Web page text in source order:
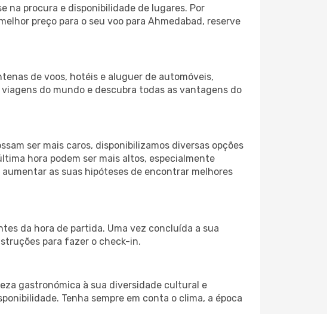
na procura e disponibilidade de lugares. Por
preço para o seu voo para Ahmedabad, reserve
de voos, hotéis e aluguer de automóveis,
do mundo e descubra todas as vantagens do
ser mais caros, disponibilizamos diversas opções
hora podem ser mais altos, especialmente
as suas hipóteses de encontrar melhores
da hora de partida. Uma vez concluída a sua
para fazer o check-in.
gastronómica à sua diversidade cultural e
Tenha sempre em conta o clima, a época